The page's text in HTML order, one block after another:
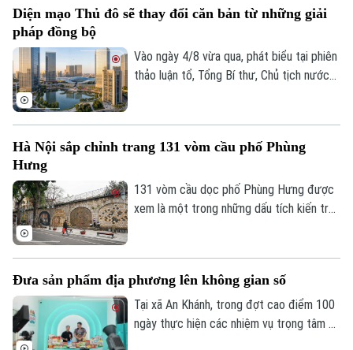
Tư vấn sức khỏe
Quần vợt
Golf
Tin tức
Sao
Điện ảnh
Âm nhạc
Đã phát sóng
Diện mạo Thủ đô sẽ thay đổi căn bản từ những giải
pháp đồng bộ
Vào ngày 4/8 vừa qua, phát biểu tại phiên
thảo luận tổ, Tổng Bí thư, Chủ tịch nước
Hà Nội sẽ thay đổi rất căn bản khi những
tầm nhìn 100 năm từng bước được hiện
thực hóa.
Hà Nội sắp chỉnh trang 131 vòm cầu phố Phùng
Hưng
131 vòm cầu dọc phố Phùng Hưng được
xem là một trong những dấu tích kiến trúc
trang toàn bộ khu vực, hướng tới hình
thành không gian văn hóa, công cộng kết
nối phố cổ với ga Long Biên.
Đưa sản phẩm địa phương lên không gian số
Tại xã An Khánh, trong đợt cao điểm 100
ngày thực hiện các nhiệm vụ trọng tâm về